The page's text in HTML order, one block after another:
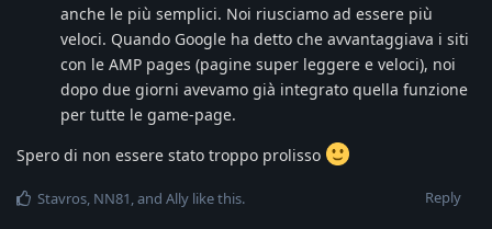
anche le più semplici. Noi riusciamo ad essere più
veloci. Quando Google ha detto che avvantaggiava i siti
con le AMP pages (pagine super leggere e veloci), noi
dopo due giorni avevamo già integrato quella funzione
per tutte le game-page.
Spero di non essere stato troppo prolisso
Reply
Stavros NN81 , and Ally like this.